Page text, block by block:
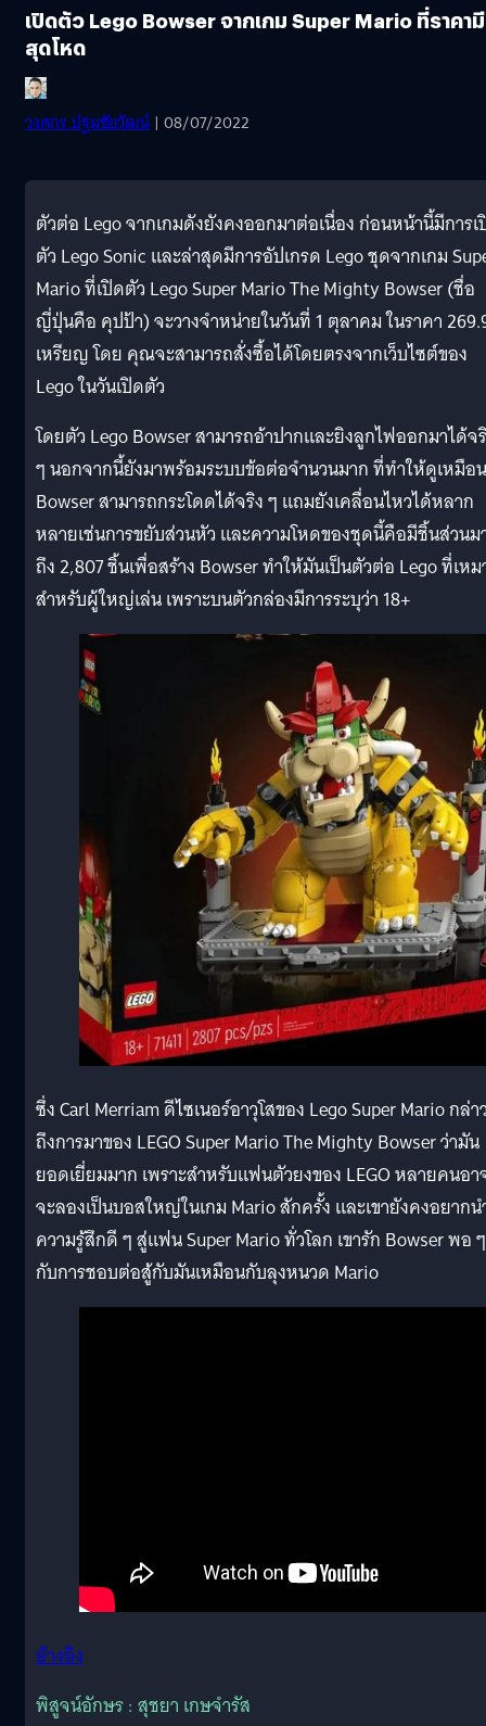
เปิดตัว Lego Bowser จากเกม Super Mario ที่ราคามี
สุดโหด
วงศกร ปฐมชัยวัฒน์ | 08/07/2022
ตัวต่อ Lego จากเกมดังยังคงออกมาต่อเนื่อง ก่อนหน้านี้มีการ
ตัว Lego Sonic และล่าสุดมีการอัปเกรด Lego ชุดจากเกม
Mario ที่เปิดตัว Lego Super Mario The Mighty Bowser (ชื่อ
ญี่ปุ่นคือ คุปป้า) จะวางจำหน่ายในวันที่ 1 ตุลาคม ในราคา
เหรียญ โดย คุณจะสามารถสั่งซื้อได้โดยตรงจากเว็บไซต์ของ
Lego ในวันเปิดตัว
โดยตัว Lego Bowser สามารถอ้าปากและยิงลูกไฟออกมาได้จ
ๆ นอกจากนี้ยังมาพร้อมระบบข้อต่อจำนวนมาก ที่ทำให้ดูเหมือน
Bowser สามารถกระโดดได้จริง ๆ แถมยังเคลื่อนไหวได้หลาก
หลายเช่นการขยับส่วนหัว และความโหดของชุดนี้คือมีชิ้นส่วนม
ถึง 2,807 ชิ้นเพื่อสร้าง Bowser ทำให้มันเป็นตัวต่อ Lego ที่เหม
สำหรับผู้ใหญ่เล่น เพราะบนตัวกล่องมีการระบุว่า 18+
ซึ่ง Carl Merriam ดีไซเนอร์อาวุโสของ Lego Super Mario กล่า
ถึงการมาของ LEGO Super Mario The Mighty Bowser ว่ามัน
ยอดเยี่ยมมาก เพราะสำหรับแฟนตัวยงของ LEGO หลายคนอา
จะลองเป็นบอสใหญ่ในเกม Mario สักครั้ง และเขายังคงอยากน
ความรู้สึกดี ๆ สู่แฟน Super Mario ทั่วโลก เขารัก Bowser พอ ๆ
กับการชอบต่อสู้กับมันเหมือนกับลุงหนวด Mario
อ้างอิง
พิสูจน์อักษร : สุชยา เกษจำรัส